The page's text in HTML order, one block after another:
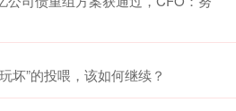
坏”的投喂，该如何继续？